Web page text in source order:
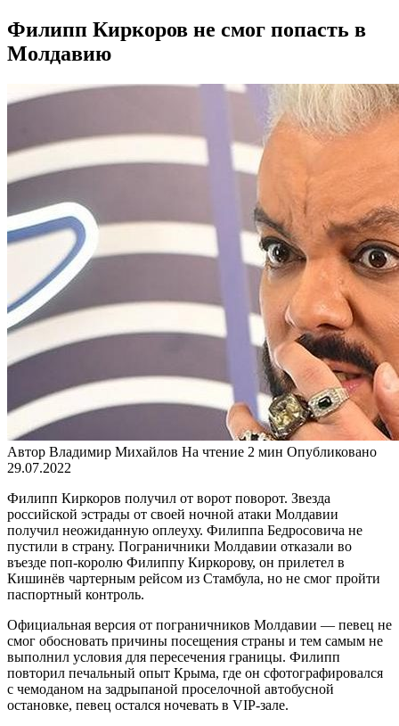
Филипп Киркоров не смог попасть в
Молдавию
Автор Владимир Михайлов На чтение 2 мин Опубликовано
29.07.2022
Филипп Киркоров получил от ворот поворот. Звезда
российской эстрады от своей ночной атаки Молдавии
получил неожиданную оплеуху. Филиппа Бедросовича не
пустили в страну. Пограничники Молдавии отказали во
въезде поп-королю Филиппу Киркорову, он прилетел в
Кишинёв чартерным рейсом из Стамбула, но не смог пройти
паспортный контроль.
Официальная версия от пограничников Молдавии — певец не
смог обосновать причины посещения страны и тем самым не
выполнил условия для пересечения границы. Филипп
повторил печальный опыт Крыма, где он сфотографировался
с чемоданом на задрыпаной проселочной автобусной
остановке, певец остался ночевать в VIP-зале.